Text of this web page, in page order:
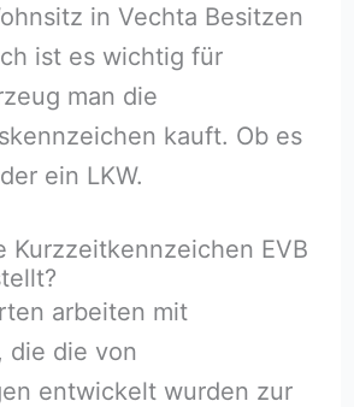
in Vechta Besitzen
ist es wichtig für
man die
kauft. Ob es
ein LKW.
Kurzzeitkennzeichen EVB
arbeiten mit
die die von
entwickelt wurden zur